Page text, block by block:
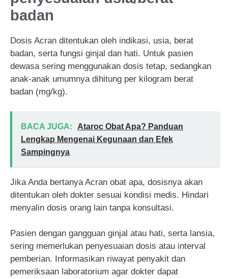
badan
Dosis Acran ditentukan oleh indikasi, usia, berat
badan, serta fungsi ginjal dan hati. Untuk pasien
dewasa sering menggunakan dosis tetap, sedangkan
anak-anak umumnya dihitung per kilogram berat
badan (mg/kg).
BACA JUGA:
Ataroc Obat Apa? Panduan
Lengkap Mengenai Kegunaan dan Efek
Sampingnya
Jika Anda bertanya Acran obat apa, dosisnya akan
ditentukan oleh dokter sesuai kondisi medis. Hindari
menyalin dosis orang lain tanpa konsultasi.
Pasien dengan gangguan ginjal atau hati, serta lansia,
sering memerlukan penyesuaian dosis atau interval
pemberian. Informasikan riwayat penyakit dan
pemeriksaan laboratorium agar dokter dapat